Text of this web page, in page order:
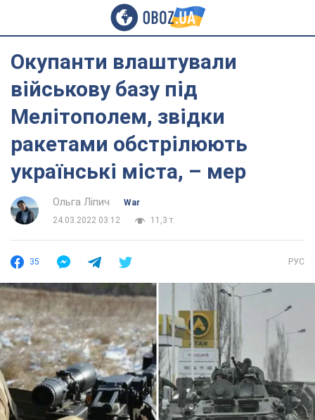
Окупанти влаштували
військову базу під
Мелітополем, звідки
ракетами обстрілюють
українські міста, – мер
Ольга Ліпич
War
24.03.2022 03:12
11,3 т.
35 РУС